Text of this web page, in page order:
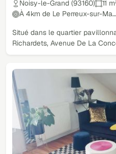
Noisy-le-Grand (93160) 11
À 4km de Le Perreux-sur-Ma…
Situé dans le quartier
Richardets, Avenue De La